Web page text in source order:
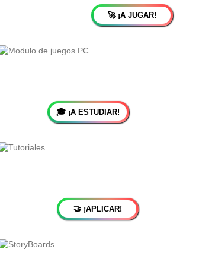
🚀 ¡A JUGAR!
🎓 ¡A ESTUDIAR!
🤝 ¡APLICAR!